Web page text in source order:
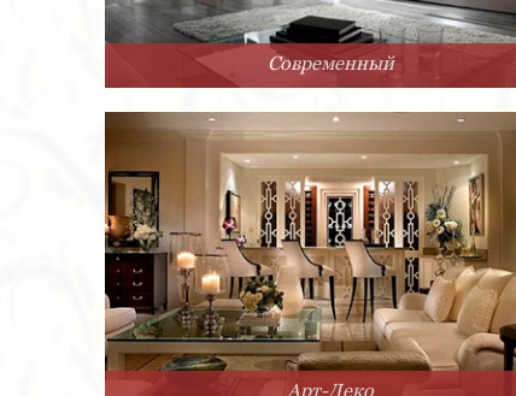
Современный
Арт-Деко